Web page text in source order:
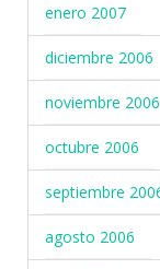
enero 2007
diciembre 2006
noviembre 2006
octubre 2006
septiembre
agosto 2006